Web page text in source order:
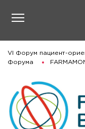
VI Форум пациент-
Форума